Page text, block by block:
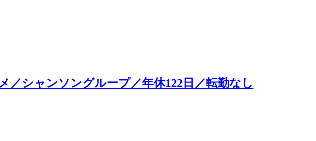
／シャンソングループ／年休122日／転勤なし